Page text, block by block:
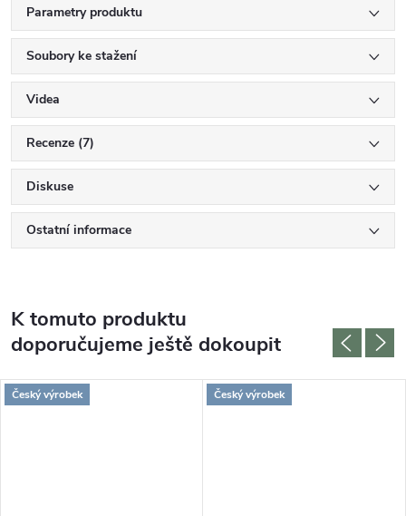
Parametry produktu
Soubory ke stažení
Videa
Recenze (7)
Diskuse
Ostatní informace
K tomuto produktu
doporučujeme ještě dokoupit
Český výrobek Český výrobek